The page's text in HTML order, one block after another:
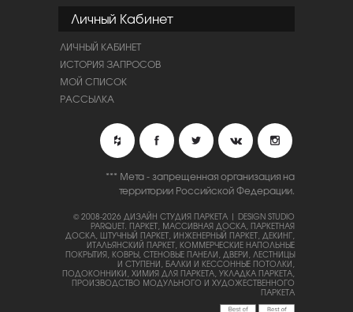
Личный Кабинет
ЛИЧНЫЙ КАБИНЕТ
ИСТОРИЯ ЗАПРОСОВ
МОЙ СПИСОК
РАССЫЛКА
*** Мета - запрещенная организация на
территории Российской Федерации.
© 2008-2026 ДИЗАЙН СТУДИЯ ПАРКЕТА | DESIGN STUDIO
PARQUET. ПАРКЕТ, МАССИВНАЯ ДОСКА, ПАРКЕТНАЯ
ДОСКА, ШТУЧНЫЙ ПАРКЕТ, ИНЖЕНЕРНЫЙ ПАРКЕТ, ДЕКИНГ,
ИТАЛЬЯНСКИЙ ПАРКЕТ, КОММЕРЧЕСКИЕ НАПОЛЬНЫЕ
ПОКРЫТИЯ, КОВРЫ, СТЕНОВЫЕ ПАНЕЛИ, ДВЕРИ, ЛЕСТНИЦЫ
И СТУПЕНИ, БАЛКИ И КЕССОННЫЕ ПОТОЛКИ,
ПОДОКОННИКИ, ХИМИЯ ДЛЯ ПАРКЕТА, УКЛАДКА ПАРКЕТА,
ПРОИЗВОДСТВО МОДУЛЬНОГО И ХУДОЖЕСТВЕННОГО
ПАРКЕТА